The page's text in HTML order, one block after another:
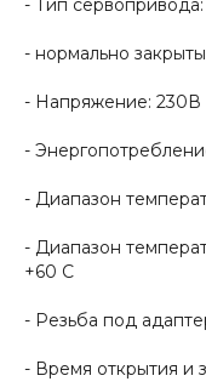
- Тип
- нормально
- Напряжение: 230В
-
- Диапазон
- Диапазон
+60 С
- Резьба под
- Время открытия и